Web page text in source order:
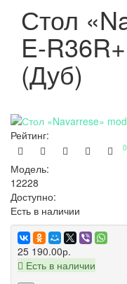
Стол
E-
(Дуб)
Рейтинг:
Модель:
12228
Доступно:
Есть в наличии
25 190.00р.
Есть в наличии